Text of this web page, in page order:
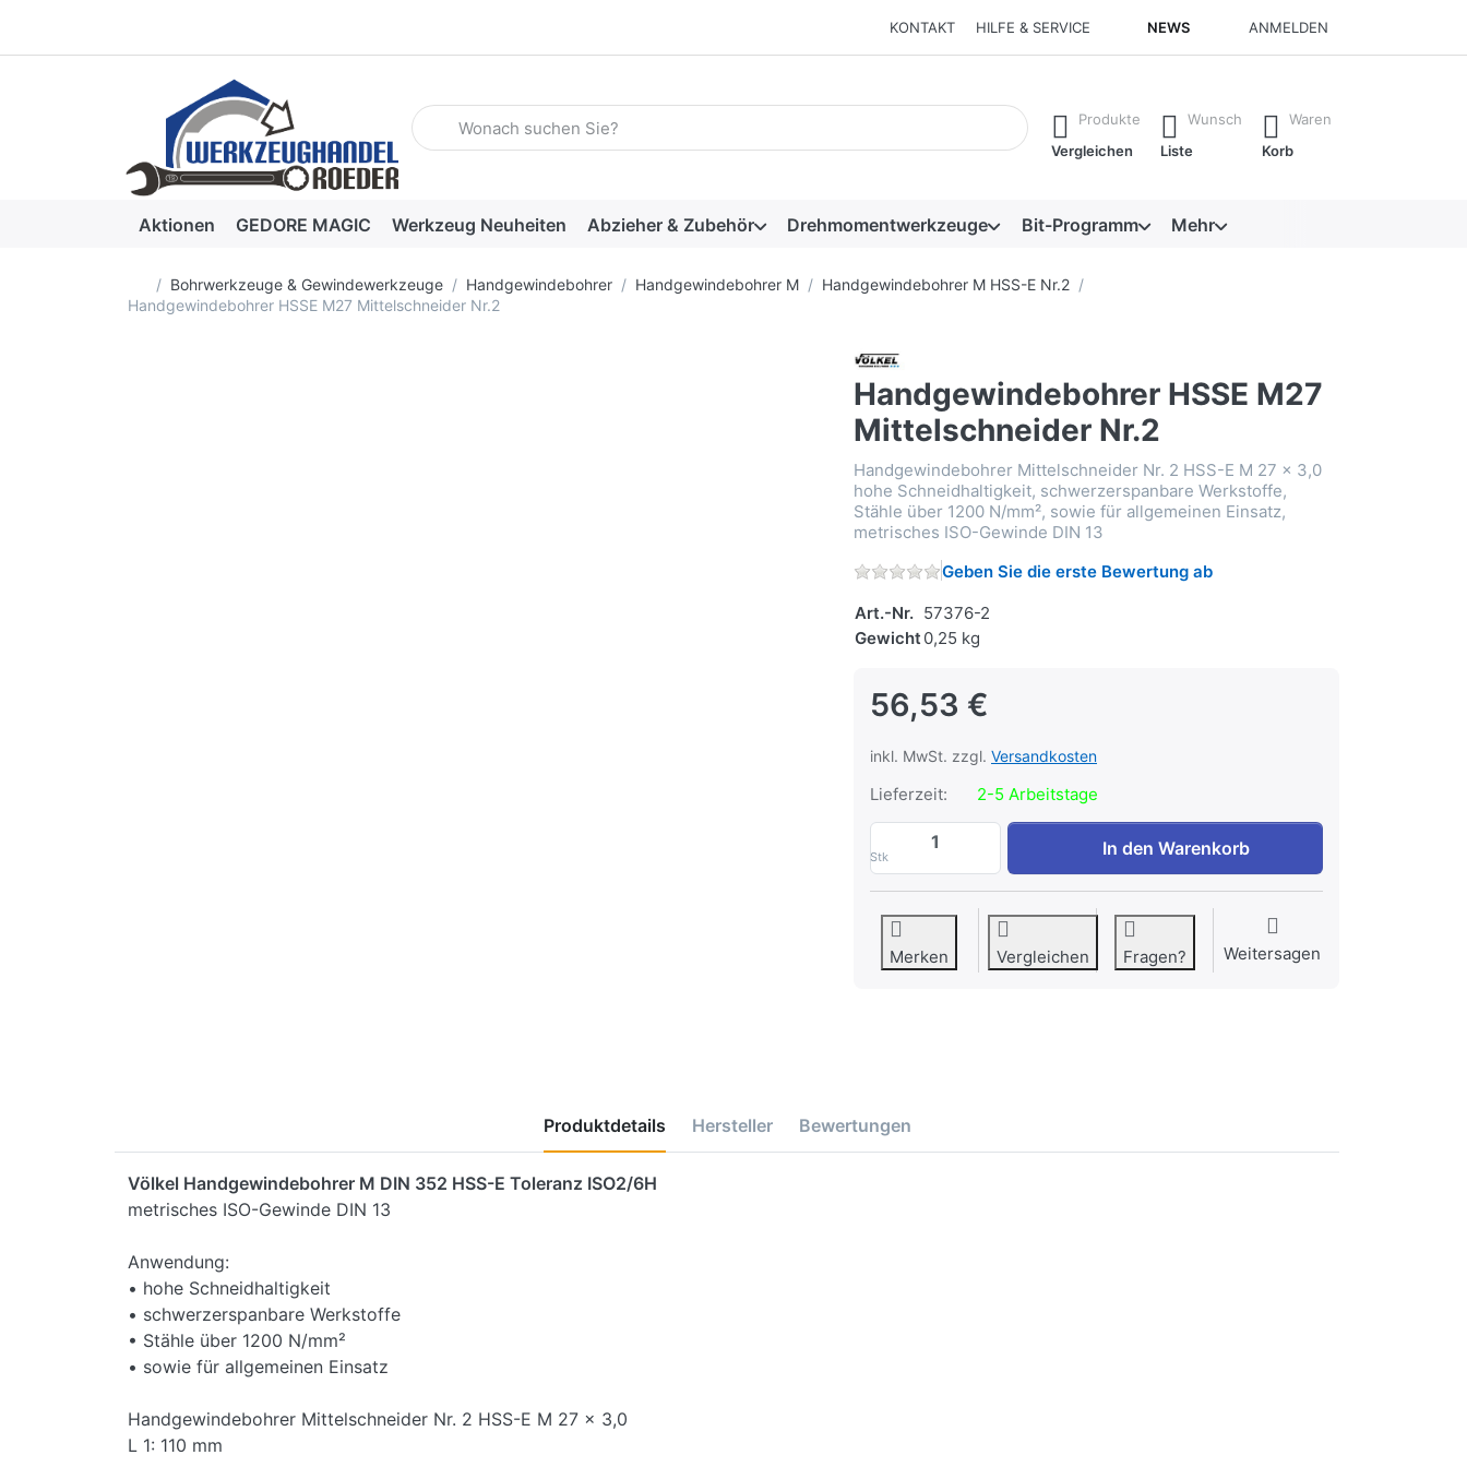
KONTAKT HILFE & SERVICE NEWS ANMELDEN
Geben Sie einen Suchbegriff ein. Während Sie tippen, erscheinen automatisch erste Ergebnisse. Drücken Sie die Eingabetaste, um alle
Produkte
Vergleichen
Wunsch
Liste
Waren
Korb
Aktionen GEDORE MAGIC Werkzeug Neuheiten Abzieher & Zubehör Drehmomentwerkzeuge Bit-Programm Mehr
Startseite
Bohrwerkzeuge & Gewindewerkzeuge Handgewindebohrer Handgewindebohrer M
Handgewindebohrer M HSS-E Nr.2
Handgewindebohrer HSSE M27 Mittelschneider Nr.2
Handgewindebohrer HSSE M27
Mittelschneider Nr.2
Handgewindebohrer Mittelschneider Nr. 2 HSS-E M 27 x 3,0
hohe Schneidhaltigkeit, schwerzerspanbare Werkstoffe,
Stähle über 1200 N/mm², sowie für allgemeinen Einsatz,
metrisches ISO-Gewinde DIN 13
Geben Sie die erste Bewertung ab
Art.-Nr. 57376-2
Gewicht 0,25 kg
56,53 €
inkl. MwSt. zzgl. Versandkosten
Lieferzeit: 2-5 Arbeitstage
Stk
Handgewindebohrer HSSE M27 Mittelschneider Nr.2 zu
In den Warenkorb
Merken Vergleichen Fragen? Weitersagen
Produktdetails Hersteller Bewertungen
Völkel Handgewindebohrer M DIN 352 HSS-E Toleranz ISO2/6H
metrisches ISO-Gewinde DIN 13
Anwendung:
• hohe Schneidhaltigkeit
• schwerzerspanbare Werkstoffe
• Stähle über 1200 N/mm²
• sowie für allgemeinen Einsatz
Handgewindebohrer Mittelschneider Nr. 2 HSS-E M 27 x 3,0
L 1: 110 mm